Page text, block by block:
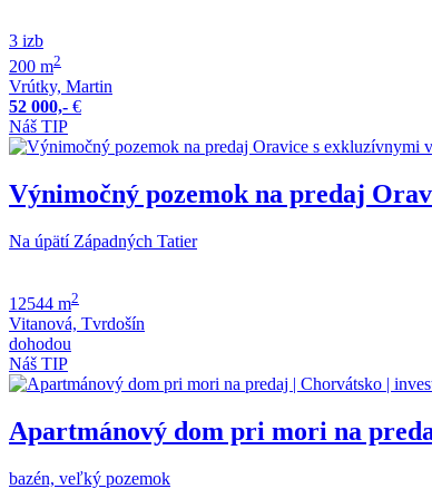
3 izb
200 m2
Vrútky, Martin
52 000,- €
Náš TIP
Výnimočný pozemok na predaj
Na úpätí Západných Tatier
12544 m2
Vitanová, Tvrdošín
dohodou
Náš TIP
Apartmánový dom pri mori na
bazén, veľký pozemok